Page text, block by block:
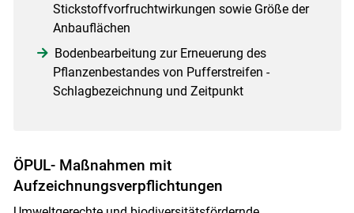
Stickstoffvorfruchtwirkungen sowie Größe der
Anbauflächen
Bodenbearbeitung zur Erneuerung des
Pflanzenbestandes von Pufferstreifen -
Schlagbezeichnung und Zeitpunkt
ÖPUL- Maßnahmen mit
Aufzeichnungsverpflichtungen